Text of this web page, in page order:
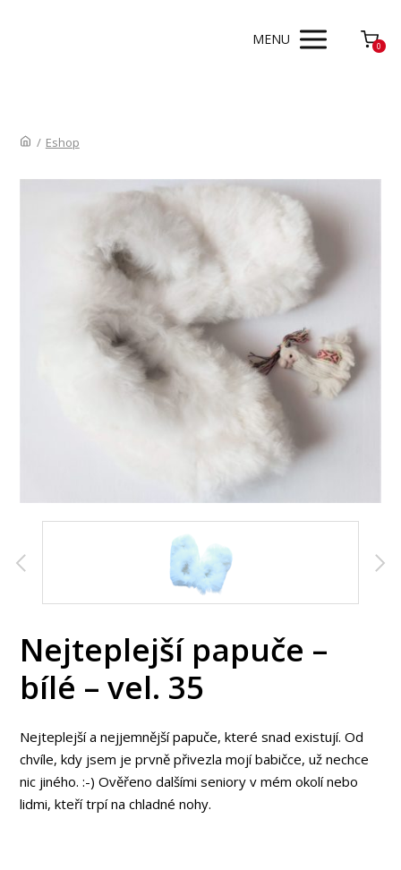
MENU 0
/ Eshop
Nejteplejší papuče –
bílé – vel. 35
Nejteplejší a nejjemnější papuče, které snad existují. Od
chvíle, kdy jsem je prvně přivezla mojí babičce, už nechce
nic jiného. :-) Ověřeno dalšími seniory v mém okolí nebo
lidmi, kteří trpí na chladné nohy.